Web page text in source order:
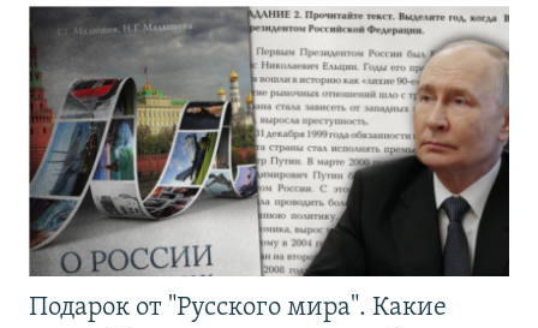
Подарок от "Русского мира". Какие